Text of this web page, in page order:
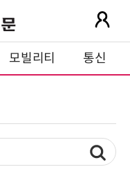
모빌리티 통신